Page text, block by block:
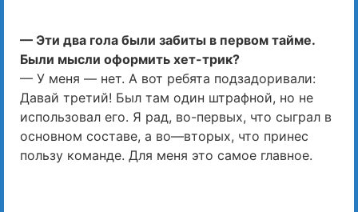
— Эти два гола были забиты в первом тайме.
Были мысли оформить хет-трик?
— У меня — нет. А вот ребята подзадоривали:
Давай третий! Был там один штрафной, но не
использовал его. Я рад, во-первых, что сыграл в
основном составе, а во—вторых, что принес
пользу команде. Для меня это самое главное.